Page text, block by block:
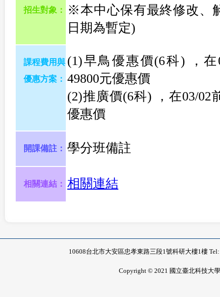
招生對象：
※本中心保有最終修改、
日期為暫定)
課程費用與
優惠方案：
(1)早鳥優惠價(6科) ，
49800元優惠價
(2)推廣價(6科) ，在03/02
優惠價
開課備註： 學分班備註
相關連結： 相關連結
10608台北市大安區忠孝東路三段1號科研大樓1樓
Copyright © 2021 國立臺北科技大